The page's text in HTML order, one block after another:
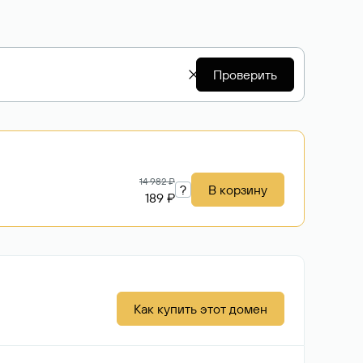
Проверить
14 982 ₽
189 ₽ ? В корзину
Как купить этот домен